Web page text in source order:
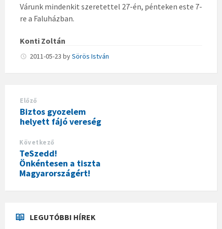
Várunk mindenkit szeretettel 27-én, pénteken este 7-
re a Faluházban.
Konti Zoltán
2011-05-23 bySörös István
Előző
Biztos gyozelem
helyett fájó vereség
Következő
TeSzedd!
Önkéntesen a tiszta
Magyarországért!
LEGUTÓBBI HÍREK